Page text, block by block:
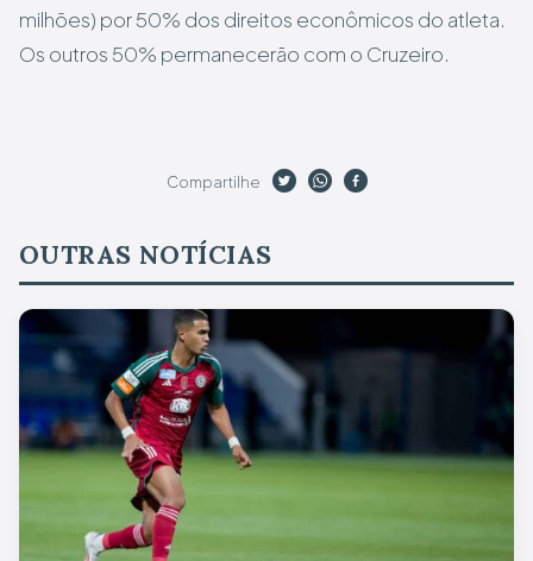
milhões) por 50% dos direitos econômicos do atleta.
Os outros 50% permanecerão com o Cruzeiro.
Compartilhe
OUTRAS NOTÍCIAS